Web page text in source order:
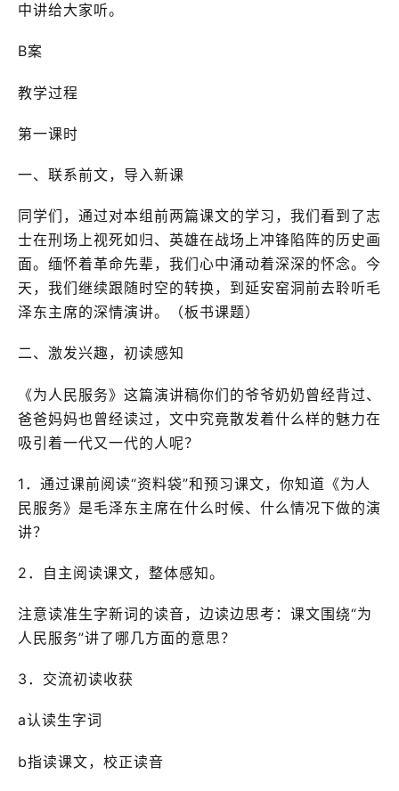
中讲给大家听。
B案
教学过程
第一课时
一、联系前文，导入新课
同学们，通过对本组前两篇课文的学习，我们看到了志
士在刑场上视死如归、英雄在战场上冲锋陷阵的历史画
面。缅怀着革命先辈，我们心中涌动着深深的怀念。今
天，我们继续跟随时空的转换，到延安窑洞前去聆听毛
泽东主席的深情演讲。（板书课题）
二、激发兴趣，初读感知
《为人民服务》这篇演讲稿你们的爷爷奶奶曾经背过、
爸爸妈妈也曾经读过，文中究竟散发着什么样的魅力在
吸引着一代又一代的人呢？
1．通过课前阅读“资料袋”和预习课文，你知道《为人
民服务》是毛泽东主席在什么时候、什么情况下做的演
讲？
2．自主阅读课文，整体感知。
注意读准生字新词的读音，边读边思考：课文围绕“为
人民服务”讲了哪几方面的意思？
3．交流初读收获
a认读生字词
b指读课文，校正读音